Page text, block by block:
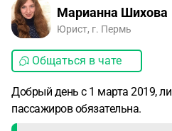
Марианна Шихова
Юрист, г. Пермь
Общаться в чате
Добрый день с 1 марта 2019,
пассажиров обязательна.